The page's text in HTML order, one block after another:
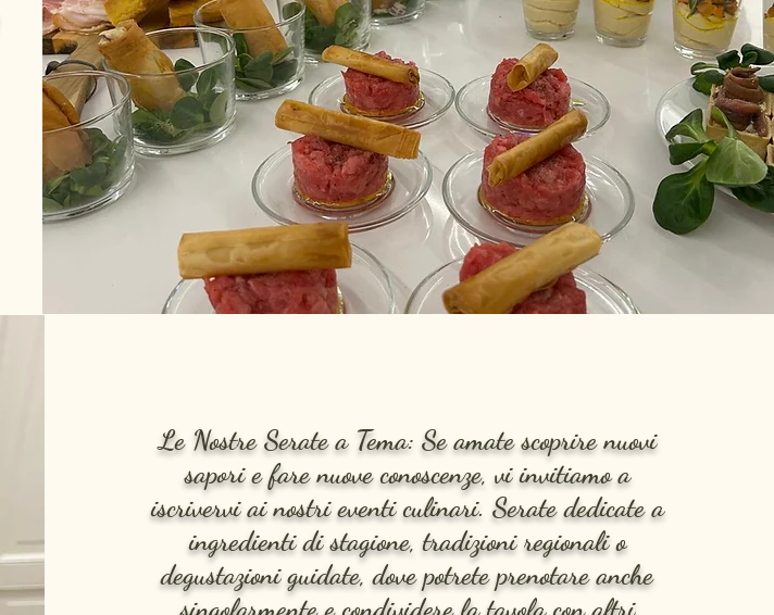
Le Nostre Serate a Tema: Se amate scoprire nuovi
sapori e fare nuove conoscenze, vi invitiamo a
iscrivervi ai nostri eventi culinari. Serate dedicate a
ingredienti di stagione, tradizioni regionali o
degustazioni guidate, dove potrete prenotare anche
singolarmente e condividere la tavola con altri